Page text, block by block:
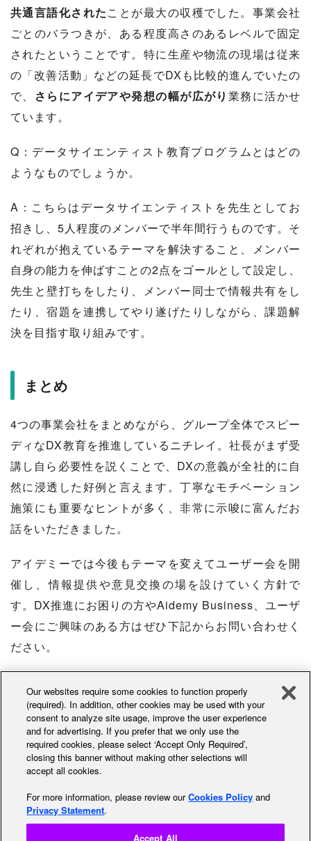
共通言語化されたことが最大の収穫でした。事業会社
ごとのバラつきが、ある程度高さのあるレベルで固定
されたということです。特に生産や物流の現場は従来
の「改善活動」などの延長でDXも比較的進んでいたの
で、 さらにアイデアや発想の幅が広がり 業務に活かせ
ています。
Q：データサイエンティスト教育プログラムとはどの
ようなものでしょうか。
A：こちらはデータサイエンティストを先生としてお
招きし、5人程度のメンバーで半年間行うものです。そ
れぞれが抱えているテーマを解決すること、メンバー
自身の能力を伸ばすことの2点をゴールとして設定し、
先生と壁打ちをしたり、メンバー同士で情報共有をし
たり、宿題を連携してやり遂げたりしながら、課題解
決を目指す取り組みです。
まとめ
4つの事業会社をまとめながら、グループ全体でスピー
ディなDX教育を推進しているニチレイ。社長がまず受
講し自ら必要性を説くことで、DXの意義が全社的に自
然に浸透した好例と言えます。丁寧なモチベーション
施策にも重要なヒントが多く、非常に示唆に富んだお
話をいただきました。
アイデミーでは今後もテーマを変えてユーザー会を開
催し、情報提供や意見交換の場を設けていく方針で
す。DX推進にお困りの方やAidemy Business、ユーザ
ー会にご興味のある方はぜひ下記からお問い合わせく
ださい。
サポートサイトをご覧になっても解決しない場合は、
お問い合わせはこちら
Our websites require some cookies to function properly
(required). In addition, other cookies may be used with your
consent to analyze site usage, improve the user experience
and for advertising. If you prefer that we only use the
required cookies, please select ‘Accept Only Required’,
closing this banner without making other selections will
accept all cookies.
For more information, please review ourCookies Policy and
Privacy Statement.
Accept All